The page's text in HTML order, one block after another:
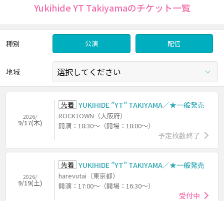
Yukihide YT Takiyamaのチケット一覧
種別 公演 配信
地域
2026/
9/17(木)
先着 YUKIHIDE ”YT” TAKIYAMA／★一般発売
ROCKTOWN（大阪府）
開演：18:30～（開場：18:00～）
予定枚数終了
2026/
9/19(土)
先着 YUKIHIDE ”YT” TAKIYAMA／★一般発売
harevutai（東京都）
開演：17:00～（開場：16:30～）
受付中